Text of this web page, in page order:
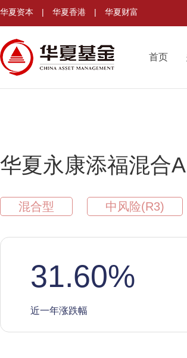
华夏资本 | 华夏香港 | 华夏财富
首页
华夏永康添福混合A
混合型 中风险(R3)
31.60%
近一年涨跌幅